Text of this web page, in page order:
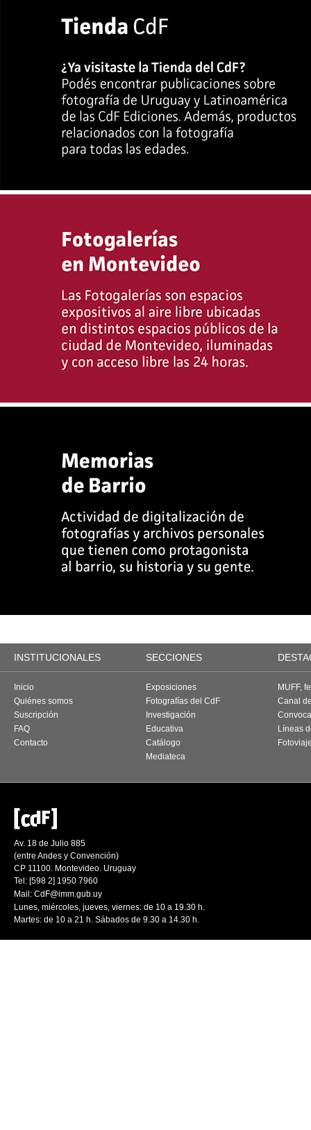
INSTITUCIONALES SECCIONES
Inicio
Quiénes somos
Suscripción
FAQ
Contacto
Exposiciones
Fotografías del CdF
Investigación
Educativa
Catálogo
Mediateca
MUFF,
Canal
Líneas
Av. 18 de Julio 885
(entre Andes y Convención)
CP 11100. Montevideo. Uruguay
Tel: [598 2] 1950 7960
Mail: CdF@imm.gub.uy
Lunes, miércoles, jueves, viernes: de 10 a 19.30 h.
Martes: de 10 a 21 h. Sábados de 9.30 a 14.30 h.